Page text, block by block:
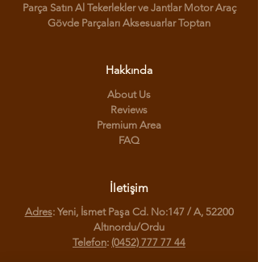
Parça Satın Al Tekerlekler ve Jantlar Motor Araç
Gövde Parçaları Aksesuarlar Toptan
Hakkında
About Us
Reviews
Premium Area
FAQ
İletişim
Adres: Yeni, İsmet Paşa Cd. No:147 / A, 52200
Altınordu/Ordu
Telefon: (0452) 777 77 44